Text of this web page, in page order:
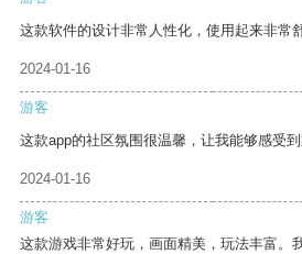
这款软件的设计非常人性化，使用起来非常舒
2024-01-16
游客
这款app的社区氛围很温馨，让我能够感受到
2024-01-16
游客
这款游戏非常好玩，画面精美，玩法丰富。